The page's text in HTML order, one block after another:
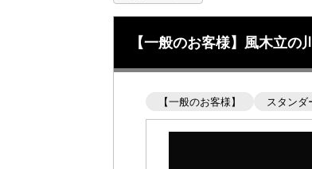
【一般のお客様】風木立
【一般のお客様】 スタンダ